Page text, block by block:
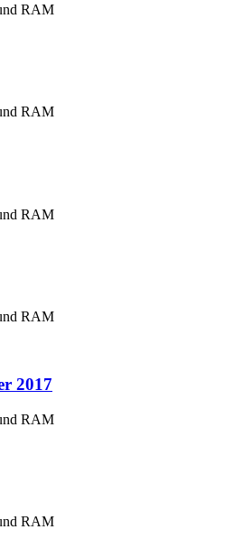
RAM
RAM
RAM
RAM
2017
RAM
RAM